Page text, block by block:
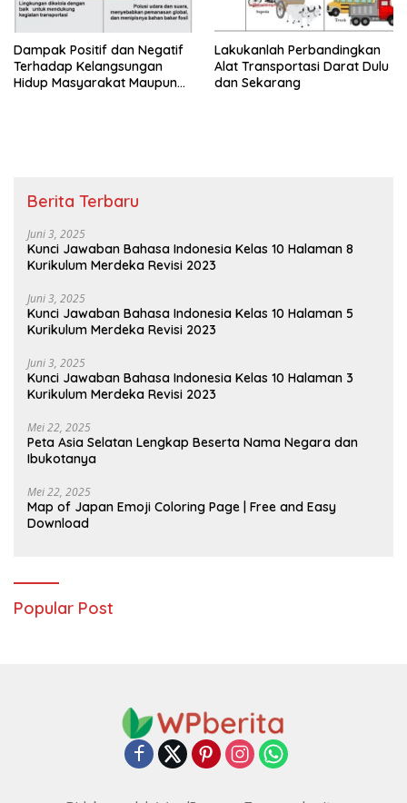
Dampak Positif dan Negatif
Terhadap Kelangsungan
Hidup Masyarakat Maupun
Lakukanlah Perbandingkan
Alat Transportasi Darat Dulu
dan Sekarang
Berita Terbaru
Juni 3, 2025
Kunci Jawaban Bahasa Indonesia Kelas 10 Halaman 8
Kurikulum Merdeka Revisi 2023
Juni 3, 2025
Kunci Jawaban Bahasa Indonesia Kelas 10 Halaman 5
Kurikulum Merdeka Revisi 2023
Juni 3, 2025
Kunci Jawaban Bahasa Indonesia Kelas 10 Halaman 3
Kurikulum Merdeka Revisi 2023
Mei 22, 2025
Peta Asia Selatan Lengkap Beserta Nama Negara dan
Ibukotanya
Mei 22, 2025
Map of Japan Emoji Coloring Page | Free and Easy
Download
Popular Post